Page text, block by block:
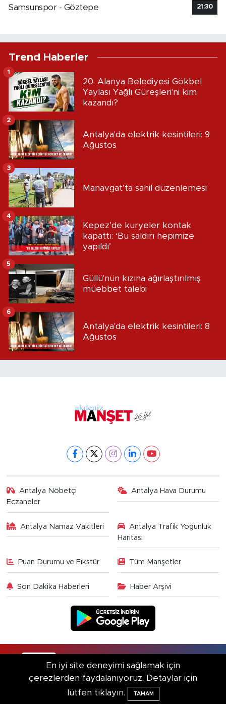
Samsunspor - Göztepe
21:30
Trend Haberler
20. Alanya Belediyesi Gökbel
Yaylası Yağlı Güreşleri'ni kim
kazandı?
1
Antalya'da elektrik kesintileri: 9
Ağustos
2
Manavgat’ta sahil düzenlemesi
3
Kepez’de kuryeler kontak
kapattı: ‘Bu saldırı hepimize
yapıldı’
4
Güllü'nün kızına ağırlaştırılmış
müebbet talebi
5
Antalya'da elektrik kesintileri: 8
Ağustos
6
Antalya Nöbetçi
Eczaneler
Antalya Hava Durumu
Antalya Namaz Vakitleri
Antalya Trafik Yoğunluk
Haritası
Puan Durumu ve Fikstür Tüm Manşetler
Son Dakika Haberleri Haber Arşivi
Haber Yazılımı:TE Bilişim
En iyi site deneyimi sağlamak için
çerezlerden faydalanıyoruz. Detaylar için
lütfen tıklayın.
TAMAM